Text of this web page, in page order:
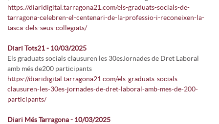
https://diaridigital.tarragona21.com/els-graduats-socials-de-
tarragona-celebren-el-centenari-de-la-professio-i-reconeixen-la-
tasca-dels-seus-collegiats/
Diari Tots21 - 10/03/2025
Els graduats socials clausuren les 30esJornades de Dret Laboral
amb més de200 participants
https://diaridigital.tarragona21.com/els-graduats-socials-
clausuren-les-30es-jornades-de-dret-laboral-amb-mes-de-200-
participants/
Diari Més Tarragona - 10/03/2025